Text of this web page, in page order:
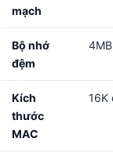
mạch
Bộ nhớ
đệm
4MB
Kích
thước
MAC
16K